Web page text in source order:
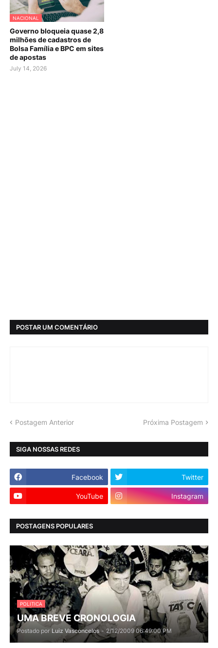
NACIONAL
Governo bloqueia quase 2,8
milhões de cadastros de
Bolsa Família e BPC em sites
de apostas
July 14, 2026
POSTAR UM COMENTÁRIO
Postagem Anterior Próxima Postagem
SIGA NOSSAS REDES
Facebook Twitter
YouTube Instagram
POSTAGENS POPULARES
POLITICA
UMA BREVE CRONOLOGIA
Postado por Luiz Vasconcelos - 2/12/2009 06:49:00 PM